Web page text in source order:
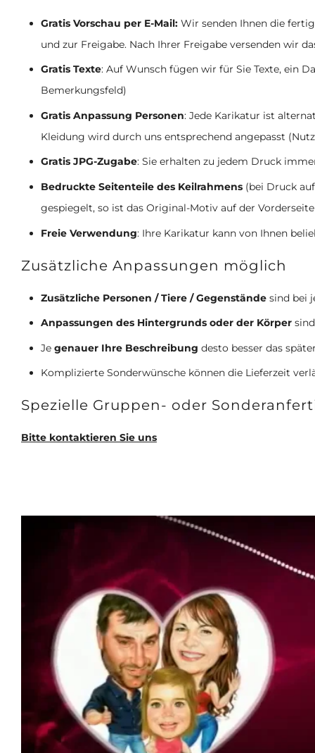
Gratis Vorschau per E-Mail:Wir senden Ihnen die
und zur Freigabe. Nach Ihrer Freigabe versenden wir
Gratis Texte: Auf Wunsch fügen wir für Sie Texte, ein
Bemerkungsfeld)
Gratis Anpassung Personen: Jede Karikatur ist
Kleidung wird durch uns entsprechend angepasst
Gratis JPG-Zugabe: Sie erhalten zu jedem Druck
Bedruckte Seitenteile des Keilrahmens (bei Druck
gespiegelt, so ist das Original-Motiv auf der
Freie Verwendung: Ihre Karikatur kann von Ihnen
Zusätzliche Anpassungen möglich
Zusätzliche Personen / Tiere / Gegenstände sind bei
Anpassungen des Hintergrunds oder der Körper
Jegenauer Ihre Beschreibung desto besser das
Komplizierte Sonderwünsche können die Lieferzeit
Spezielle Gruppen- oder
Bitte kontaktieren Sie uns